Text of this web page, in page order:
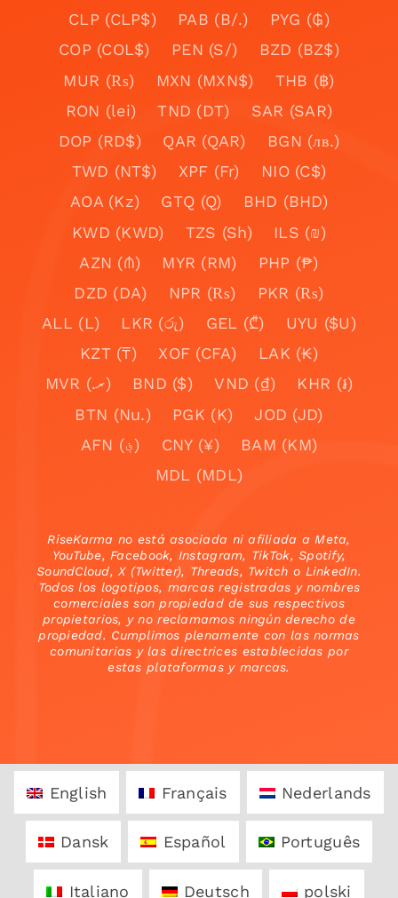
CLP (CLP$)
PAB (B/.)
PYG (₲)
COP (COL$)
PEN (S/)
BZD (BZ$)
MUR (₨)
MXN (MXN$)
THB (฿)
RON (lei)
TND (DT)
SAR (SAR)
DOP (RD$)
QAR (QAR)
BGN (лв.)
TWD (NT$)
XPF (Fr)
NIO (C$)
AOA (Kz)
GTQ (Q)
BHD (BHD)
KWD (KWD)
TZS (Sh)
ILS (₪)
AZN (₼)
MYR (RM)
PHP (₱)
DZD (DA)
NPR (₨)
PKR (₨)
ALL (L)
LKR (රු) GEL (₾)
UYU ($U)
KZT (₸)
XOF (CFA)
LAK (₭)
MVR (.ރ)
BND ($) VND (₫)
KHR (៛)
BTN (Nu.)
PGK (K)
JOD (JD)
AFN (؋)
CNY (¥)
BAM (KM)
MDL (MDL)
RiseKarma no está asociada ni afiliada a Meta,
YouTube, Facebook, Instagram, TikTok, Spotify,
SoundCloud, X (Twitter), Threads, Twitch o LinkedIn.
Todos los logotipos, marcas registradas y nombres
comerciales son propiedad de sus respectivos
propietarios, y no reclamamos ningún derecho de
propiedad. Cumplimos plenamente con las normas
comunitarias y las directrices establecidas por
estas plataformas y marcas.
English Français Nederlands
Dansk Español Português
Italiano Deutsch polski